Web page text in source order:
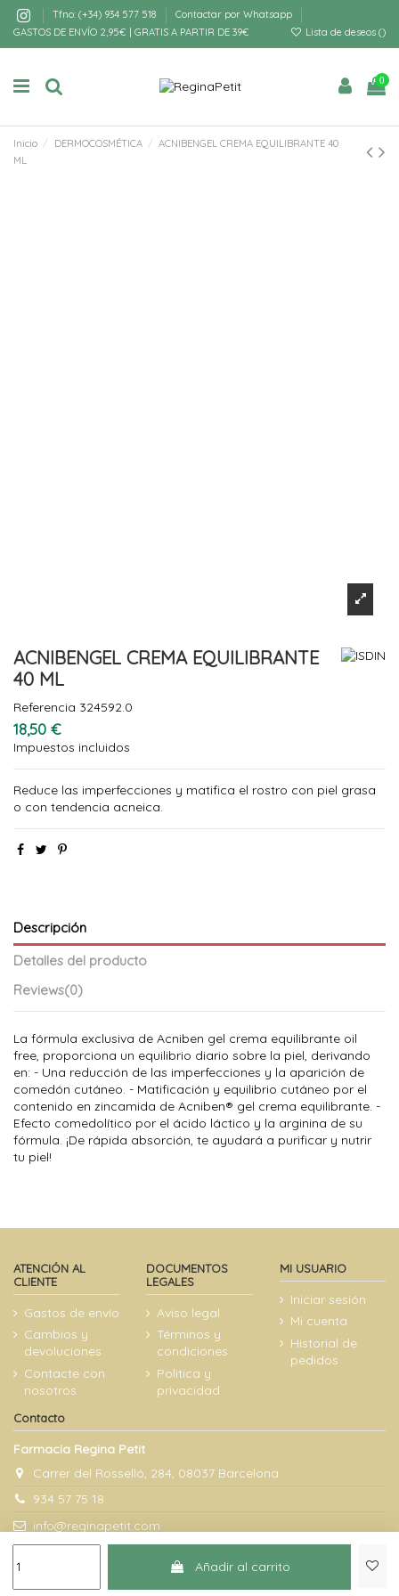
Tfno: (+34) 934 577 518
Contactar por Whatsapp
GASTOS DE ENVÍO 2,95€ | GRATIS A PARTIR DE 39€
Lista de deseos ()
0
Inicio DERMOCOSMÉTICA
ACNIBENGEL CREMA EQUILIBRANTE 40
ML
ACNIBENGEL CREMA EQUILIBRANTE
40 ML
Referencia 324592.0
18,50 €
Impuestos incluidos
Reduce las imperfecciones y matifica el rostro con piel grasa
o con tendencia acneica.
Añadir al carrito
Descripción
Detalles del producto
Reviews(0)
La fórmula exclusiva de Acniben gel crema equilibrante oil
free, proporciona un equilibrio diario sobre la piel, derivando
en: - Una reducción de las imperfecciones y la aparición de
comedón cutáneo. - Matificación y equilibrio cutáneo por el
contenido en zincamida de Acniben® gel crema equilibrante. -
Efecto comedolítico por el ácido láctico y la arginina de su
fórmula. ¡De rápida absorción, te ayudará a purificar y nutrir
tu piel!
ATENCIÓN AL
CLIENTE
Gastos de envío
Cambios y
devoluciones
Contacte con
nosotros
DOCUMENTOS
LEGALES
Aviso legal
Términos y
condiciones
Politica y
privacidad
MI USUARIO
Iniciar sesión
Mi cuenta
Historial de
pedidos
Contacto
Farmacia Regina Petit
Carrer del Rosselló, 284, 08037 Barcelona
934 57 75 18
info@reginapetit.com
@Farmacia Regina Petit